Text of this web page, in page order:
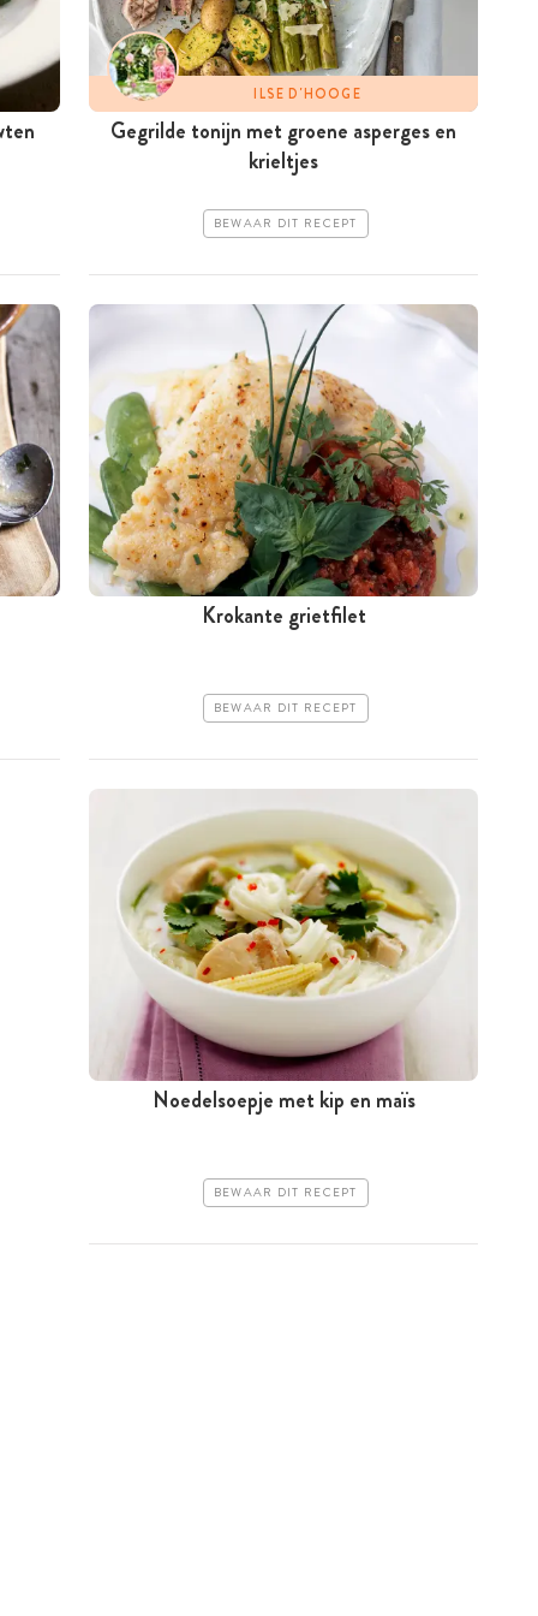
ILSE D'HOOGE
Gegrilde tonijn met groene asperges en
krieltjes
BEWAAR DIT RECEPT
Krokante grietfilet
BEWAAR DIT RECEPT
Noedelsoepje met kip en maïs
BEWAAR DIT RECEPT